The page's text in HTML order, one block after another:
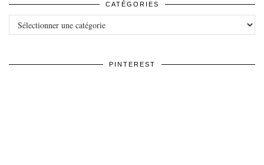
CATÉGORIES
Catégories
PINTEREST